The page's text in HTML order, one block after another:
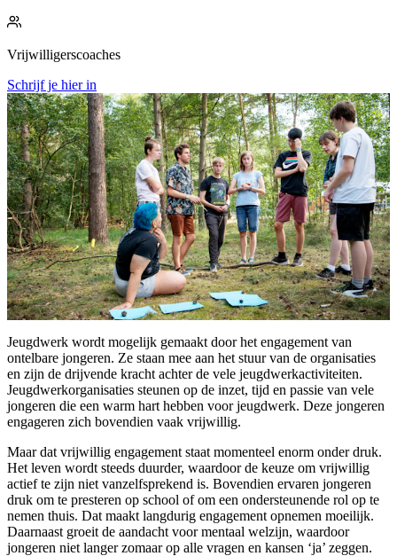
Vrijwilligerscoaches
Schrijf je hier in
Jeugdwerk wordt mogelijk gemaakt door het engagement van
ontelbare jongeren. Ze staan mee aan het stuur van de organisaties
en zijn de drijvende kracht achter de vele jeugdwerkactiviteiten.
Jeugdwerkorganisaties steunen op de inzet, tijd en passie van vele
jongeren die een warm hart hebben voor jeugdwerk. Deze jongeren
engageren zich bovendien vaak vrijwillig.
Maar dat vrijwillig engagement staat momenteel enorm onder druk.
Het leven wordt steeds duurder, waardoor de keuze om vrijwillig
actief te zijn niet vanzelfsprekend is. Bovendien ervaren jongeren
druk om te presteren op school of om een ondersteunende rol op te
nemen thuis. Dat maakt langdurig engagement opnemen moeilijk.
Daarnaast groeit de aandacht voor mentaal welzijn, waardoor
jongeren niet langer zomaar op alle vragen en kansen ‘ja’ zeggen.